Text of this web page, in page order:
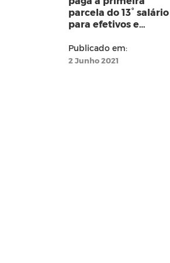
parcela do 13° salário
para efetivos e
quarta (02)
Publicado em:
2 Junho 2021